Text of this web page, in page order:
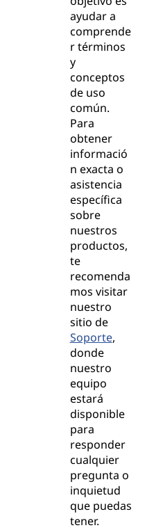
ayudar a
comprende
r términos
y
conceptos
de uso
común.
Para
obtener
informació
n exacta o
asistencia
específica
sobre
nuestros
productos,
te
recomenda
mos visitar
nuestro
sitio de
Soporte,
donde
nuestro
equipo
estará
disponible
para
responder
cualquier
pregunta o
inquietud
que puedas
tener.